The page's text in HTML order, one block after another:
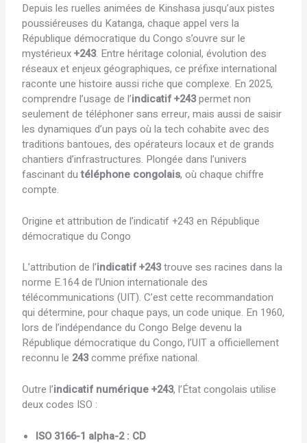
Depuis les ruelles animées de Kinshasa jusqu’aux pistes
poussiéreuses du Katanga, chaque appel vers la
République démocratique du Congo s’ouvre sur le
mystérieux+243. Entre héritage colonial, évolution des
réseaux et enjeux géographiques, ce préfixe international
raconte une histoire aussi riche que complexe. En 2025,
comprendre l’usage de l’indicatif +243permet non
seulement de téléphoner sans erreur, mais aussi de saisir
les dynamiques d’un pays où la tech cohabite avec des
traditions bantoues, des opérateurs locaux et de grands
chantiers d’infrastructures. Plongée dans l’univers
fascinant dutéléphone congolais, où chaque chiffre
compte.
Origine et attribution de l’indicatif +243 en République
démocratique du Congo
L’attribution de l’indicatif +243trouve ses racines dans la
norme E.164 de l’Union internationale des
télécommunications (UIT). C’est cette recommandation
qui détermine, pour chaque pays, un code unique. En 1960,
lors de l’indépendance du Congo Belge devenu la
République démocratique du Congo, l’UIT a officiellement
reconnu le 243comme préfixe national.
Outre l’indicatif numérique +243, l’État congolais utilise
deux codes ISO :
ISO 3166-1 alpha-2 : CD